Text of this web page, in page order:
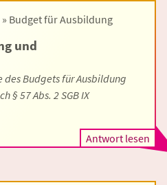
Budget für Ausbildung
und
des Budgets für Ausbildung
§ 57 Abs. 2 SGB IX
Antwort lesen